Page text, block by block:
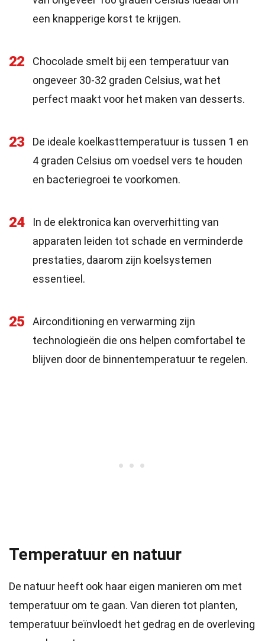
een knapperige korst te krijgen.
22
Chocolade smelt bij een temperatuur van
ongeveer 30-32 graden Celsius, wat het
perfect maakt voor het maken van desserts.
23
De ideale koelkasttemperatuur is tussen 1 en
4 graden Celsius om voedsel vers te houden
en bacteriegroei te voorkomen.
24
In de elektronica kan oververhitting van
apparaten leiden tot schade en verminderde
prestaties, daarom zijn koelsystemen
essentieel.
25
Airconditioning en verwarming zijn
technologieën die ons helpen comfortabel te
blijven door de binnentemperatuur te regelen.
Temperatuur en natuur
De natuur heeft ook haar eigen manieren om met
temperatuur om te gaan. Van dieren tot planten,
temperatuur beïnvloedt het gedrag en de overleving